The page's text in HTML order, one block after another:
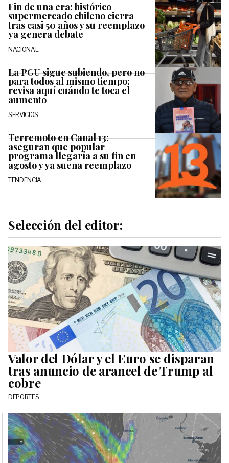
Fin de una era: histórico
supermercado chileno cierra
tras casi 50 años y su reemplazo
ya genera debate
NACIONAL
La PGU sigue subiendo, pero no
para todos al mismo tiempo:
revisa aquí cuándo te toca el
aumento
SERVICIOS
Terremoto en Canal 13:
aseguran que popular
programa llegaría a su fin en
agosto y ya suena reemplazo
TENDENCIA
Selección del editor:
Valor del Dólar y el Euro se disparan
tras anuncio de arancel de Trump al
cobre
DEPORTES